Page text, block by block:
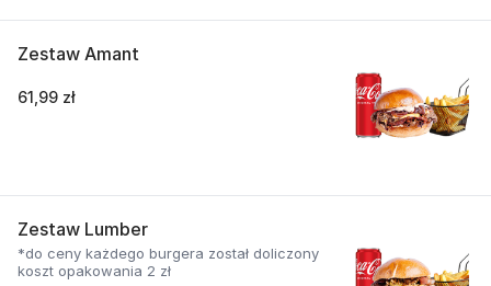
Zestaw Amant
61,99 zł
Zestaw Lumber
*do ceny każdego burgera został doliczony
koszt opakowania 2 zł